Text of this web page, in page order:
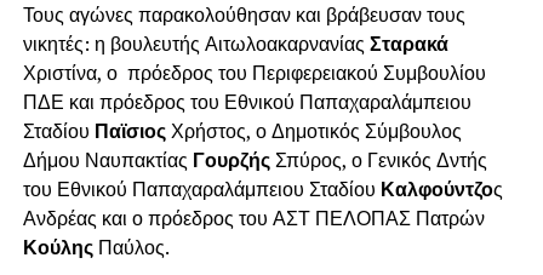
Τους αγώνες παρακολούθησαν και βράβευσαν τους
νικητές: η βουλευτής Αιτωλοακαρνανίας Σταρακά
Χριστίνα, ο πρόεδρος του Περιφερειακού Συμβουλίου
ΠΔΕ και πρόεδρος του Εθνικού Παπαχαραλάμπειου
Σταδίου ΠαϊσιοςΧρήστος, ο Δημοτικός Σύμβουλος
Δήμου Ναυπακτίας ΓουρζήςΣπύρος, ο Γενικός Δντής
του Εθνικού Παπαχαραλάμπειου Σταδίου Καλφούντζος
Ανδρέας και ο πρόεδρος του ΑΣΤ ΠΕΛΟΠΑΣ Πατρών
ΚούληςΠαύλος.